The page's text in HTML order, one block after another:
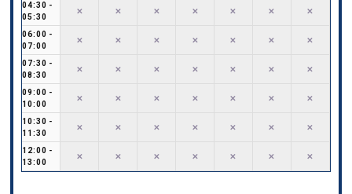
04:30 -
05:30
06:00 -
07:00
07:30 -
08:30
09:00 -
10:00
10:30 -
11:30
12:00 -
13:00
✕
✕
✕
✕
✕
✕
✕
✕
✕
✕
✕
✕
✕
✕
✕
✕
✕
✕
✕
✕
✕
✕
✕
✕
✕
✕
✕
✕
✕
✕
✕
✕
✕
✕
✕
✕
✕
✕
✕
✕
✕
✕